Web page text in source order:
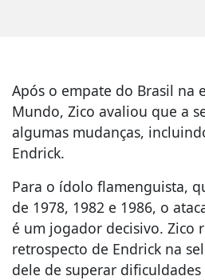
Após o empate do Brasil na
Mundo, Zico avaliou que a
algumas mudanças,
Endrick.
Para o ídolo flamenguista,
de 1978, 1982 e 1986, o
é um jogador decisivo. Zico
retrospecto de Endrick na
dele de superar